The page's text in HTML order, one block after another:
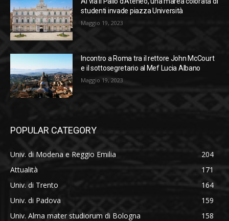
studenti invade piazza Università
Maggio 19, 2023
Incontro a Roma tra il rettore John McCourt
e il sottosegretario al Mef Lucia Albano
Maggio 19, 2023
POPULAR CATEGORY
Univ. di Modena e Reggio Emilia
204
Attualità
171
Univ. di Trento
164
Univ. di Padova
159
Univ. Alma mater studiorum di Bologna
158